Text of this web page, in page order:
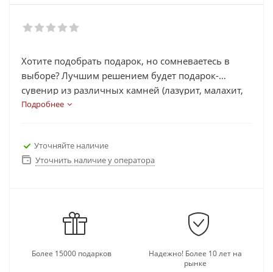
Хотите подобрать подарок, но сомневаетесь в
выборе? Лучшим решением будет подарок-
сувенир из различных камней (лазурит, малахит,
яшма, змеевик, агат, рубин, нефрит и др.) в виде
несут в себе определенную энергетическую силу,
помогают в работе, делах, активизируют
руководителям и коллегам, так как камни на
сувенирах добавляют изящность и элитность
подарку.
Подробнее
Уточняйте наличие
Уточнить наличие у оператора
Более 15000 подарков
Надежно! Более 10 лет на
рынке